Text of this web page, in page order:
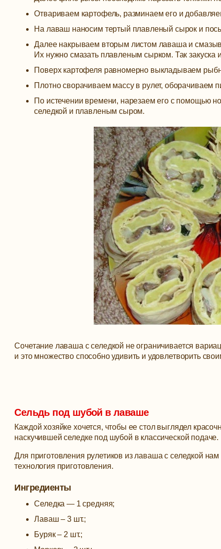
Отвариваем картофель, разминаем его и
На лаваш наносим тертый плавленый сырок и
Далее накрываем вторым листом лаваша и
Их нужно смазать плавленым сырком. Так
Поверх картофеля равномерно выкладываем
Плотно сворачиваем массу в рулет, оборачиваем
По истечении времени, нарезаем его с помощью
селедкой и плавленым сыром.
Сочетание лаваша с селедкой не ограничивается
и это множество способно удивить и удовлетворить
Сельдь под шубой в лаваше
Каждой хозяйке хочется, чтобы ее стол выглядел
наскучившей селедке под шубой в классической подаче.
Для приготовления рулетиков из лаваша с селедкой
технология приготовления.
Ингредиенты
Селедка — 1 средняя;
Лаваш – 3 шт.;
Буряк – 2 шт.;